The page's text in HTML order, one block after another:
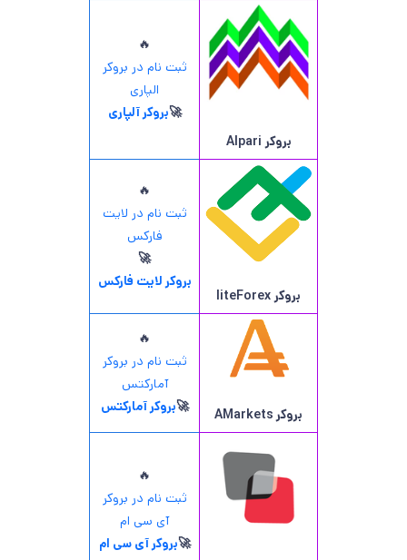
بروکر Alpari
🔥
ثبت نام در بروکر
الپاری
🚀بروکر آلپاری
بروکر liteForex
🔥
ثبت نام در لایت
فارکس
🚀
بروکر لایت فارکس
بروکر AMarkets
🔥
ثبت نام در بروکر
آمارکتس
🚀بروکر آمارکتس
🔥
ثبت نام در بروکر
آی سی ام
🚀بروکر آی سی ام